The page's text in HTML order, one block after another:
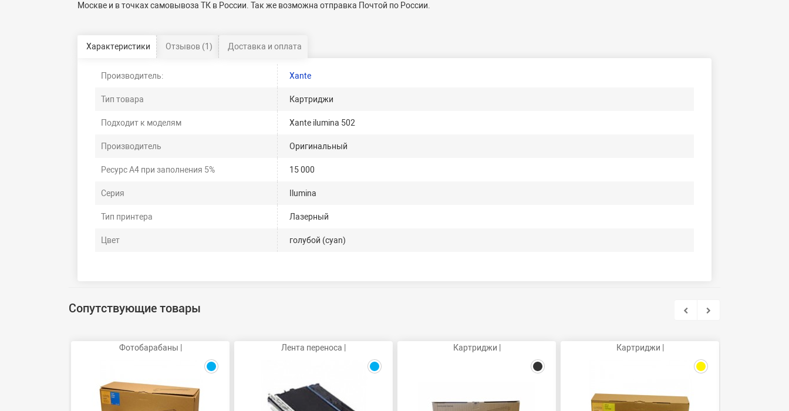
Москве и в точках самовывоза ТК в России. Так же возможна отправка Почтой по России.
Характеристики Отзывов (1) Доставка и оплата
Производитель: Xante
Тип товара Картриджи
Подходит к моделям Xante ilumina 502
Производитель Оригинальный
Ресурс А4 при заполнения 5% 15 000
Серия Ilumina
Тип принтера Лазерный
Цвет голубой (cyan)
Сопутствующие товары
Фотобарабаны | Лента переноса | Картриджи | Картриджи |